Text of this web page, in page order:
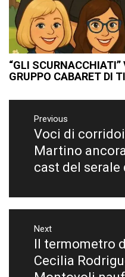
“GLI
GRUPPO CABARET DI
Navigazione
articoli
Previous
Previous
post:
Voci di
Martino
cast del serale
Next
Next
post:
Il termometro
Cecilia